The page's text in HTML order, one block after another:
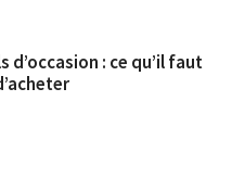
d’occasion : ce qu’il faut